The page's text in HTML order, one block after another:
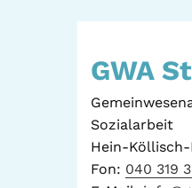
GWA
Sozialarbeit
Hein-Köllisch-
Fon: 040 319